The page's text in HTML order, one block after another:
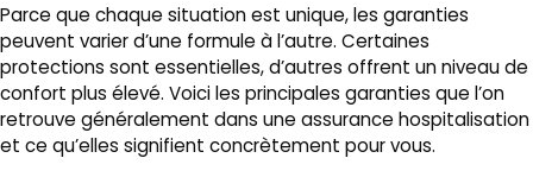
Parce que chaque situation est unique, les garanties
peuvent varier d’une formule à l’autre. Certaines
protections sont essentielles, d’autres offrent un niveau de
confort plus élevé. Voici les principales garanties que l’on
retrouve généralement dans une assurance hospitalisation
et ce qu’elles signifient concrètement pour vous.